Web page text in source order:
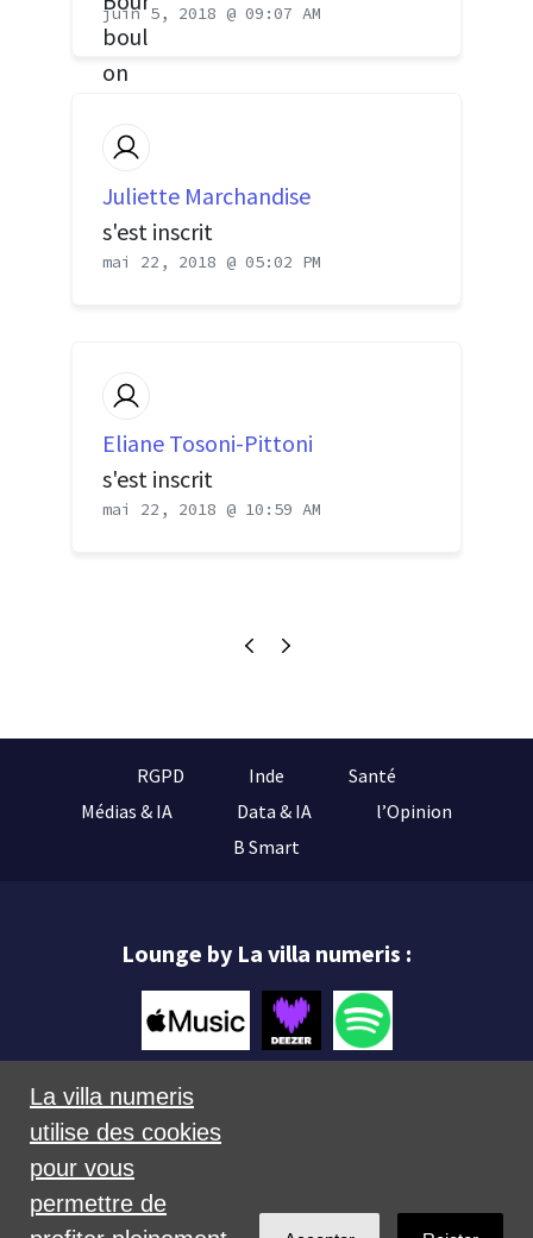
juin 5, 2018 @ 09:07 AM
Juliette Marchandise
s'est inscrit
mai 22, 2018 @ 05:02 PM
Eliane Tosoni-Pittoni
s'est inscrit
mai 22, 2018 @ 10:59 AM
RGPD Inde
Santé
Médias & IA
Data & IA
l’Opinion
B Smart
Lounge by La villa numeris :
La villa numeris
utilise des cookies
pour vous
permettre de